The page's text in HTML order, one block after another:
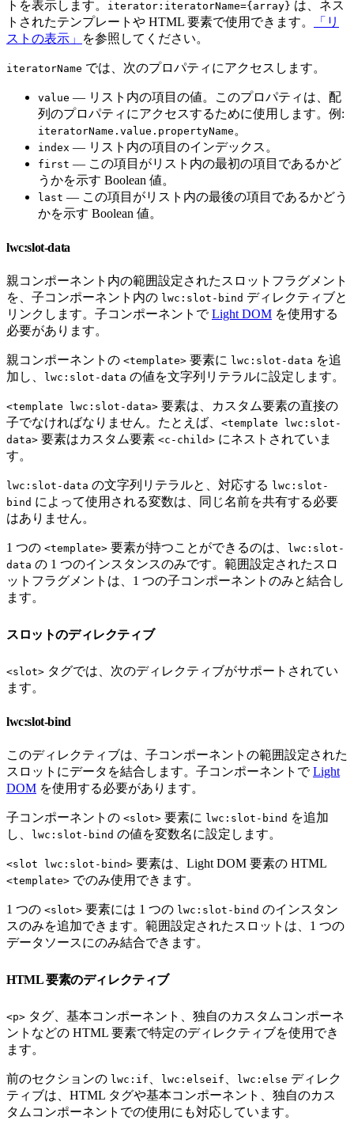
トを表示します。
iterator:iteratorName={array} は、ネス
トされたテンプレートや HTML 要素で使用できます。
「リ
ストの表示」
を参照してください。
iteratorName では、次のプロパティにアクセスします。
value — リスト内の項目の値。このプロパティは、配
列のプロパティにアクセスするために使用します。例:
iteratorName.value.propertyName 。
index — リスト内の項目のインデックス。
first — この項目がリスト内の最初の項目であるかど
うかを示す Boolean 値。
last — この項目がリスト内の最後の項目であるかどう
かを示す Boolean 値。
lwc:slot-data
親コンポーネント内の範囲設定されたスロットフラグメント
を、子コンポーネント内の lwc:slot-bind ディレクティブと
リンクします。子コンポーネントでLight DOM を使用する
必要があります。
親コンポーネントの <template> 要素に lwc:slot-data を追
加し、
lwc:slot-data の値を文字列リテラルに設定します。
<template lwc:slot-data> 要素は、カスタム要素の直接の
子でなければなりません。たとえば、 <template lwc:slot-
data> 要素はカスタム要素 <c-child> にネストされていま
す。
lwc:slot-data の文字列リテラルと、対応する lwc:slot-
bind によって使用される変数は、同じ名前を共有する必要
はありません。
1 つの <template> 要素が持つことができるのは、
lwc:slot-
data の 1 つのインスタンスのみです。範囲設定されたスロ
ットフラグメントは、1 つの子コンポーネントのみと結合し
ます。
スロットのディレクティブ
<slot> タグでは、次のディレクティブがサポートされてい
ます。
lwc:slot-bind
このディレクティブは、子コンポーネントの範囲設定された
スロットにデータを結合します。子コンポーネントでLight
DOM を使用する必要があります。
子コンポーネントの <slot> 要素に lwc:slot-bind を追加
し、
lwc:slot-bind の値を変数名に設定します。
<slot lwc:slot-bind> 要素は、Light DOM 要素の HTML
<template> でのみ使用できます。
1 つの <slot> 要素には 1 つの lwc:slot-bind のインスタン
スのみを追加できます。範囲設定されたスロットは、1 つの
データソースにのみ結合できます。
HTML 要素のディレクティブ
<p> タグ、基本コンポーネント、独自のカスタムコンポーネ
ントなどの HTML 要素で特定のディレクティブを使用でき
ます。
前のセクションの lwc:if lwc:elseif lwc:else ディレク
ティブは、HTML タグや基本コンポーネント、独自のカス
タムコンポーネントでの使用にも対応しています。